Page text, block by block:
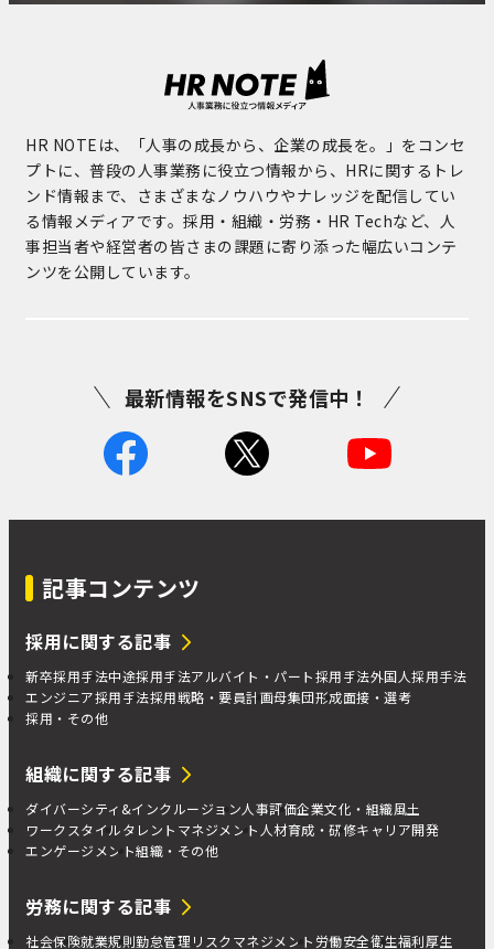
HR NOTEは、「人事の成長から、企業の成長を。」をコンセ
プトに、普段の人事業務に役立つ情報から、HRに関するトレ
ンド情報まで、さまざまなノウハウやナレッジを配信してい
る情報メディアです。採用・組織・労務・HR Techなど、人
事担当者や経営者の皆さまの課題に寄り添った幅広いコンテ
ンツを公開しています。
最新情報をSNSで発信中！
記事コンテンツ
採用に関する記事
新卒採用手法中途採用手法アルバイト・パート採用手法外国人採用手法
エンジニア採用手法採用戦略・要員計画母集団形成面接・選考
採用・その他
組織に関する記事
ダイバーシティ&インクルージョン人事評価企業文化・組織風土
ワークスタイルタレントマネジメント 人材育成・研修キャリア開発
エンゲージメント組織・その他
労務に関する記事
社会保険就業規則勤怠管理 リスクマネジメント 労働安全衛生福利厚生